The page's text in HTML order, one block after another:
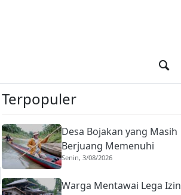
Terpopuler
Desa Bojakan yang Masih
Berjuang Memenuhi
Kebutuhan Dasar
Senin, 3/08/2026
Warga Mentawai Lega Izin